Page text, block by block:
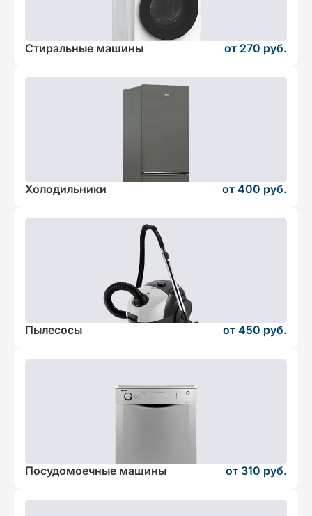
Стиральные машины от 270 руб.
Холодильники от 400 руб.
Пылесосы от 450 руб.
Посудомоечные машины от 310 руб.